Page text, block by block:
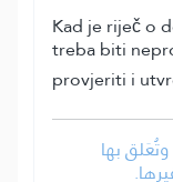
Kad je riječ o
treba biti
provjeriti i
بها